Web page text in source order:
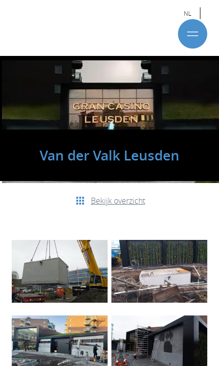
NL
Van der Valk Leusden
Bekijk overzicht